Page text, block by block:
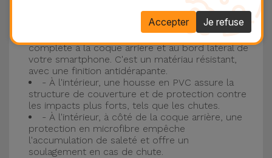
maximum les accidents et les casses !
- Une première couche de silicone liquide
donne de la couleur et une couverture
complète à la coque arrière et au bord latéral de
votre smartphone. C'est un matériau résistant,
avec une finition antidérapante.
- À l'intérieur, une housse en PVC assure la
structure de couverture et de protection contre
les impacts plus forts, tels que les chutes.
- À l'intérieur, à côté de la coque arrière, une
protection en microfibre empêche
l'accumulation de saleté et offre un
soulagement en cas de chute.
Je refuse
Accepter